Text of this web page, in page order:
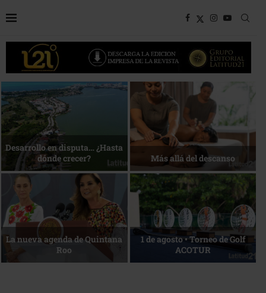
Bottega, un viaje servido a la
mesa
Energía que Impulsa la
competitividad
Reconocimiento de viajeros La esencia del servicio